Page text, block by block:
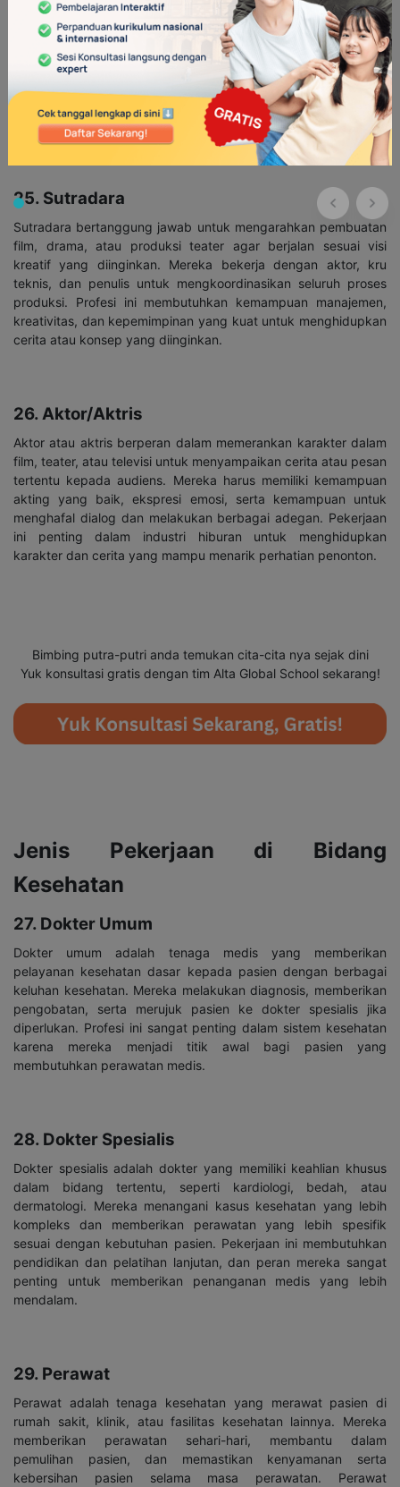
Musisi adalah seniman yang menciptakan, memainkan, dan
menampilkan musik dalam berbagai genre. Mereka berlatih
intensif untuk menguasai instrumen musik atau vokal dan sering
tampil di depan publik atau merekam karya mereka. Musisi
memiliki peran penting dalam dunia hiburan dan seni,
memberikan karya yang bisa menginspirasi, menghibur, atau
menyampaikan pesan emosional kepada pendengarnya.
25. Sutradara
Sutradara bertanggung jawab untuk mengarahkan pembuatan
film, drama, atau produksi teater agar berjalan sesuai visi
kreatif yang diinginkan. Mereka bekerja dengan aktor, kru
teknis, dan penulis untuk mengkoordinasikan seluruh proses
produksi. Profesi ini membutuhkan kemampuan manajemen,
kreativitas, dan kepemimpinan yang kuat untuk menghidupkan
cerita atau konsep yang diinginkan.
26. Aktor/Aktris
Aktor atau aktris berperan dalam memerankan karakter dalam
film, teater, atau televisi untuk menyampaikan cerita atau pesan
tertentu kepada audiens. Mereka harus memiliki kemampuan
akting yang baik, ekspresi emosi, serta kemampuan untuk
menghafal dialog dan melakukan berbagai adegan. Pekerjaan
ini penting dalam industri hiburan untuk menghidupkan
karakter dan cerita yang mampu menarik perhatian penonton.
Bimbing putra-putri anda temukan cita-cita nya sejak dini
Yuk konsultasi gratis dengan tim Alta Global School sekarang!
Jenis Pekerjaan di Bidang
Kesehatan
27. Dokter Umum
Dokter umum adalah tenaga medis yang memberikan
pelayanan kesehatan dasar kepada pasien dengan berbagai
keluhan kesehatan. Mereka melakukan diagnosis, memberikan
pengobatan, serta merujuk pasien ke dokter spesialis jika
diperlukan. Profesi ini sangat penting dalam sistem kesehatan
karena mereka menjadi titik awal bagi pasien yang
membutuhkan perawatan medis.
28. Dokter Spesialis
Dokter spesialis adalah dokter yang memiliki keahlian khusus
dalam bidang tertentu, seperti kardiologi, bedah, atau
dermatologi. Mereka menangani kasus kesehatan yang lebih
kompleks dan memberikan perawatan yang lebih spesifik
sesuai dengan kebutuhan pasien. Pekerjaan ini membutuhkan
pendidikan dan pelatihan lanjutan, dan peran mereka sangat
penting untuk memberikan penanganan medis yang lebih
mendalam.
29. Perawat
Perawat adalah tenaga kesehatan yang merawat pasien di
rumah sakit, klinik, atau fasilitas kesehatan lainnya. Mereka
memberikan perawatan sehari-hari, membantu dalam
pemulihan pasien, dan memastikan kenyamanan serta
kebersihan pasien selama masa perawatan. Perawat